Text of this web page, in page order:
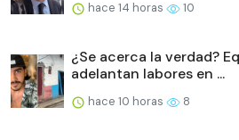
hace 14 horas 10
¿Se acerca la verdad?
adelantan labores en ...
hace 10 horas 8